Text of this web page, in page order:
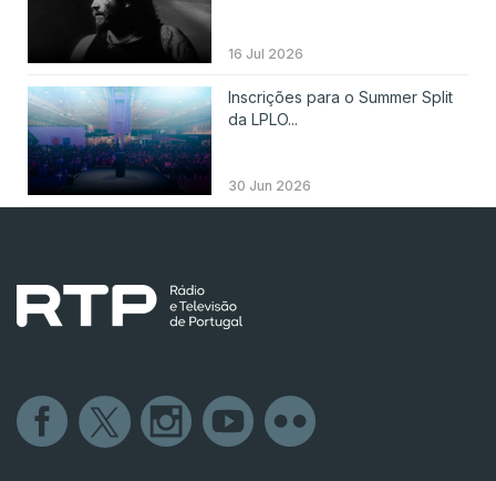
16 Jul 2026
Inscrições para o Summer Split
da LPLO...
30 Jun 2026